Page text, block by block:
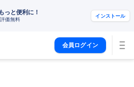
っと便利に！
価無料
インストール
会員ログイン